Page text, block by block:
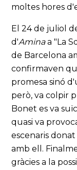
moltes hores
El 24 de juliol
d'Aminaa "La
de Barcelona
confirmaven
promesa sinó
però, va colpir
Bonet es va
quasi va
escenaris
amb ell.
gràcies a la